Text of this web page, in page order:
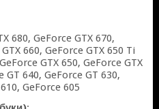
680, GeForce GTX 670,
660, GeForce GTX 650 Ti
GTX 650, GeForce GTX
GT 640, GeForce GT 630,
GeForce 605